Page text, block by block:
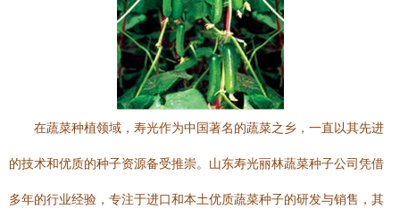
在蔬菜种植领域，寿光作为中国著名的蔬菜之乡，一直以其先进
的技术和优质的种子资源备受推崇。山东寿光丽林蔬菜种子公司凭借
多年的行业经验，专注于进口和本土优质蔬菜种子的研发与销售，其